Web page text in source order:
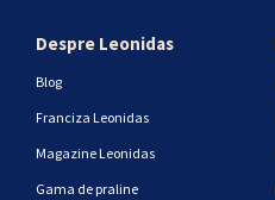
Despre Leonidas
Blog
Franciza Leonidas
Magazine Leonidas
Gama de praline